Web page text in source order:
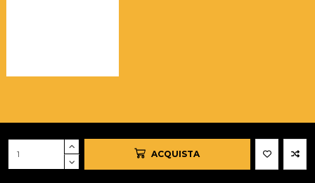
ACQUISTA
©Overly è un marchio registrato di Top Tec S.r.l - Tutti i diritti riservati -
P.I.: 15639531001 -
PRIVACY E COOKIES- Powered by Asernet